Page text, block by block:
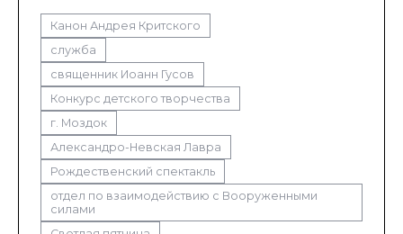
Канон Андрея Критского
служба
священник Иоанн Гусов
Конкурс детского творчества
г. Моздок
Александро-Невская Лавра
Рождественский спектакль
отдел по взаимодействию с Вооруженными
силами